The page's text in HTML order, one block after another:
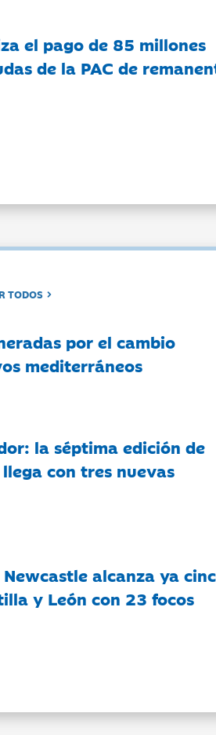
el pago de 85 millones
de la PAC de
TODOS
por el cambio
mediterráneos
la séptima edición de
llega con tres nuevas
alcanza ya
y León con 23 focos